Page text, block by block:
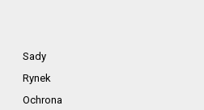
Sady
Rynek
Ochrona